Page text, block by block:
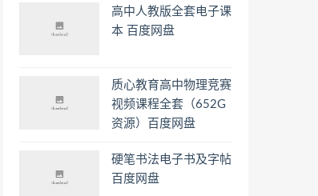
高中人教版全套电子课
本 百度网盘
质心教育高中物理竞赛
视频课程全套（652G
资源）百度网盘
硬笔书法电子书及字帖
百度网盘